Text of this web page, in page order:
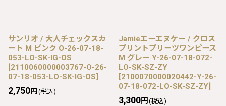
サンリオ / 大人チェックスカ
ート M ピンク O-26-07-18-
053-LO-SK-IG-OS
[2110060000003767-O-26-
07-18-053-LO-SK-IG-OS]
2,750円 (税込)
Jamieエーエヌケー / クロス
プリントプリーツワンピース
M グレー Y-26-07-18-072-
LO-SK-SZ-ZY
[2100070000020442-Y-26-
07-18-072-LO-SK-SZ-ZY]
3,300円 (税込)